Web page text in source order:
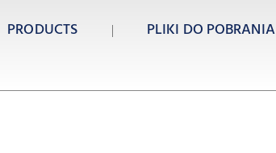
PRODUCTS PLIKI DO POBRANIA